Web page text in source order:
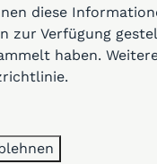
geräumige
mit
die
Set oder
diese
zur Verfügung
haben.
.